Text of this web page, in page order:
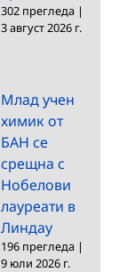
302 прегледа |
3 август 2026 г.
Млад учен
химик от
БАН се
срещна с
Нобелови
лауреати в
Линдау
196 прегледа |
9 юли 2026 г.